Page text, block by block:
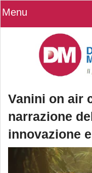
Menu
Vanini on air
narrazione
innovazione